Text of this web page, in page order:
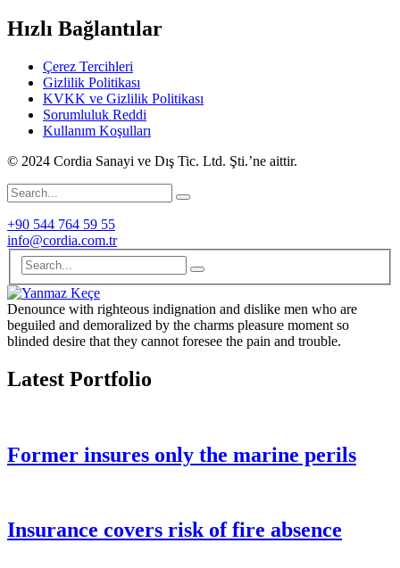
Hızlı Bağlantılar
Çerez Tercihleri
Gizlilik Politikası
KVKK ve Gizlilik Politikası
Sorumluluk Reddi
Kullanım Koşulları
© 2024 Cordia Sanayi ve Dış Tic. Ltd. Şti.’ne aittir.
+90 544 764 59 55
info@cordia.com.tr
Denounce with righteous indignation and dislike men who are
beguiled and demoralized by the charms pleasure moment so
blinded desire that they cannot foresee the pain and trouble.
Latest Portfolio
Former insures only the marine perils
Insurance covers risk of fire absence